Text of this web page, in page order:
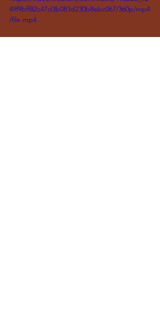
49f9bff82c47d3b083d230b8ebc067/360p/mp4
/file.mp4